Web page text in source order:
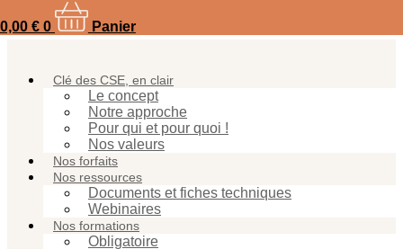
d’accès pour devenir un super élu
CSE !
0,00 € 0 Panier
Clé des CSE, en clair
Le concept
Notre approche
Pour qui et pour quoi !
Nos valeurs
Nos forfaits
Nos ressources
Documents et fiches techniques
Webinaires
Nos formations
Obligatoire